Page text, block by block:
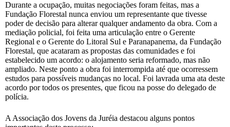
Durante a ocupação, muitas negociações foram feitas, mas a
Fundação Florestal nunca enviou um representante que tivesse
poder de decisão para alterar qualquer andamento da obra. Com a
mediação policial, foi feita uma articulação entre o Gerente
Regional e o Gerente do Litoral Sul e Paranapanema, da Fundação
Florestal, que acataram as propostas das comunidades e foi
estabelecido um acordo: o alojamento seria reformado, mas não
ampliado. Neste ponto a obra foi interrompida até que ocorressem
estudos para possíveis mudanças no local. Foi lavrada uma ata deste
acordo por todos os presentes, que ficou na posse do delegado de
polícia.
A Associação dos Jovens da Juréia destacou alguns pontos